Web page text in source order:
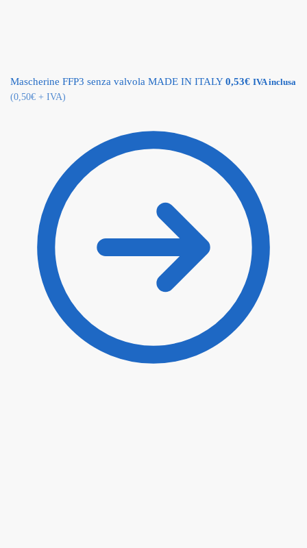
Mascherine FFP3 senza valvola MADE IN ITALY 0,53€ IVA inclusa
(0,50€ + IVA)